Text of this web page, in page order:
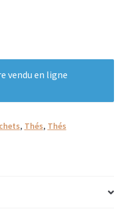
vendu en ligne
, Thés, Thés